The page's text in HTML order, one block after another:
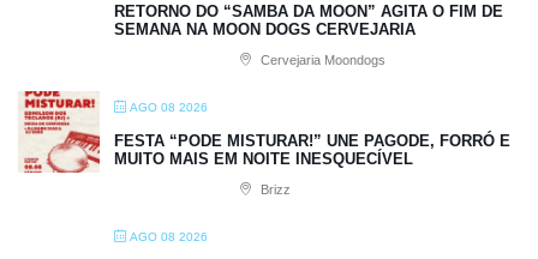
RETORNO DO “SAMBA DA MOON” AGITA O FIM DE
SEMANA NA MOON DOGS CERVEJARIA
Cervejaria Moondogs
AGO 08 2026
FESTA “PODE MISTURAR!” UNE PAGODE, FORRÓ E
MUITO MAIS EM NOITE INESQUECÍVEL
Brizz
AGO 08 2026